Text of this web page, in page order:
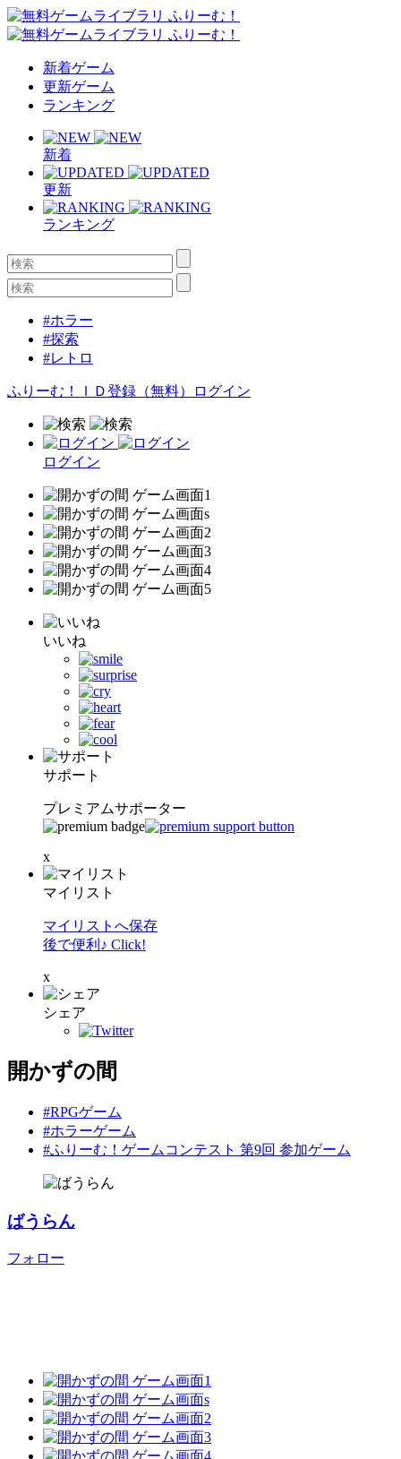
新着ゲーム
更新ゲーム
ランキング
新着
更新
ランキング
#ホラー
#探索
#レトロ
ふりーむ！ＩＤ登録（無料） ログイン
ログイン
いいね
サポート
プレミアムサポーター
x
マイリスト
マイリストへ保存
後で便利♪ Click!
x
シェア
開かずの間
#RPGゲーム
#ホラーゲーム
#ふりーむ！ゲームコンテスト 第9回 参加ゲーム
ばうらん
フォロー